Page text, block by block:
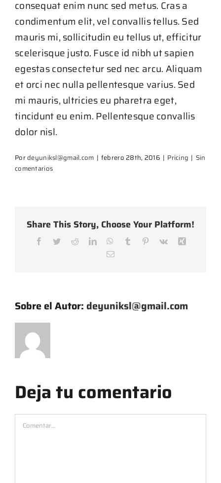
consequat enim nunc sed metus. Cras a
condimentum elit, vel convallis tellus. Sed
mauris mi, sollicitudin eu tellus ut, efficitur
scelerisque justo. Fusce id nibh ut sapien
egestas consectetur sed nec arcu. Aliquam
et orci nec nulla pellentesque varius. Sed
mi mauris, ultricies eu pharetra eget,
tincidunt eu enim. Pellentesque convallis
dolor nisl.
Pordeyuniksl@gmail.com | febrero 28th, 2016 | Pricing | Sin
comentarios
Share This Story, Choose Your Platform!
Facebook
TwitterRedditLinkedInWhatsApp
Tumblr Pinterest
Vk
Correo
Sobre el Autor: deyuniksl@gmail.com
Deja tu comentario
Comentar